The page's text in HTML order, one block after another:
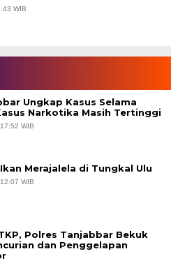
WIB
Ungkap Kasus Selama
Narkotika Masih Tertinggi
WIB
Merajalela di Tungkal Ulu
WIB
Polres Tanjabbar Bekuk
dan Penggelapan